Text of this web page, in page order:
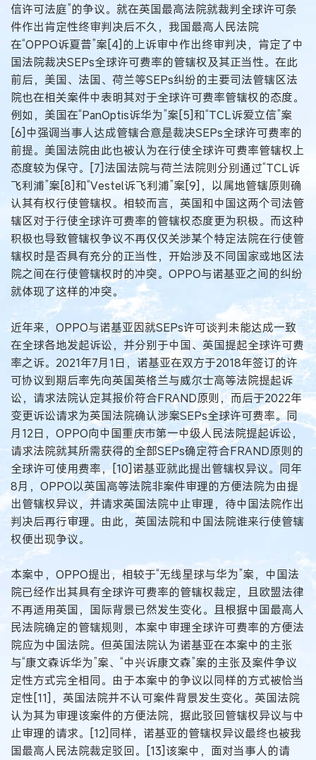
信许可法庭”的争议。就在英国最高法院就裁判全球许可条
件作出肯定性终审判决后不久，我国最高人民法院
在“OPPO诉夏普”案[4]的上诉审中作出终审判决，肯定了中
国法院裁决SEPs全球许可费率的管辖权及其正当性。在此
前后，美国、法国、荷兰等SEPs纠纷的主要司法管辖区法
院也在相关案件中表明其对于全球许可费率管辖权的态度。
例如，美国在“PanOptis诉华为”案[5]和“TCL诉爱立信”案
[6]中强调当事人达成管辖合意是裁决SEPs全球许可费率的
前提。美国法院由此也被认为在行使全球许可费率管辖权上
态度较为保守。[7]法国法院与荷兰法院则分别通过“TCL诉
飞利浦”案[8]和“Vestel诉飞利浦”案[9]，以属地管辖原则确
认其有权行使管辖权。相较而言，英国和中国这两个司法管
辖区对于行使全球许可费率的管辖权态度更为积极。而这种
积极也导致管辖权争议不再仅仅关涉某个特定法院在行使管
辖权时是否具有充分的正当性，开始涉及不同国家或地区法
院之间在行使管辖权时的冲突。OPPO与诺基亚之间的纠纷
就体现了这样的冲突。
近年来，OPPO与诺基亚因就SEPs许可谈判未能达成一致
在全球各地发起诉讼，并分别于中国、英国提起全球许可费
率之诉。2021年7月1日，诺基亚在双方于2018年签订的许
可协议到期后率先向英国英格兰与威尔士高等法院提起诉
讼，请求法院认定其报价符合FRAND原则，而后于2022年
变更诉讼请求为英国法院确认涉案SEPs全球许可费率。同
月12日，OPPO向中国重庆市第一中级人民法院提起诉讼，
请求法院就其所需获得的全部SEPs确定符合FRAND原则的
全球许可使用费率，[10]诺基亚就此提出管辖权异议。同年
8月，OPPO以英国高等法院非案件审理的方便法院为由提
出管辖权异议，并请求英国法院中止审理，待中国法院作出
判决后再行审理。由此，英国法院和中国法院谁来行使管辖
权便出现争议。
本案中，OPPO提出，相较于“无线星球与华为”案，中国法
院已经作出其具有全球许可费率的管辖权裁定，且欧盟法律
不再适用英国，国际背景已然发生变化。且根据中国最高人
民法院确定的管辖规则，本案中审理全球许可费率的方便法
院应为中国法院。但英国法院认为诺基亚在本案中的主张
与“康文森诉华为”案、“中兴诉康文森”案的主张及案件争议
定性方式完全相同。由于本案中的争议以同样的方式被恰当
定性[11]，英国法院并不认可案件背景发生变化。英国法院
认为其为审理该案件的方便法院，据此驳回管辖权异议与中
止审理的请求。[12]同样，诺基亚的管辖权异议最终也被我
国最高人民法院裁定驳回。[13]该案中，面对当事人的请